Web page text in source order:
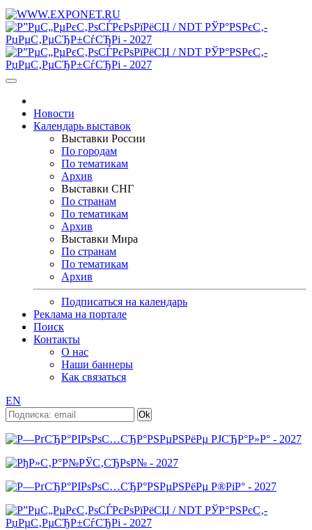
Новости
Календарь выставок
Выставки России
По городам
По тематикам
Архив
Выставки СНГ
По странам
По тематикам
Архив
Выставки Мира
По странам
По тематикам
Архив
Подписаться на календарь
Реклама на портале
Поиск
Контакты
О нас
Наши баннеры
Как связаться
EN